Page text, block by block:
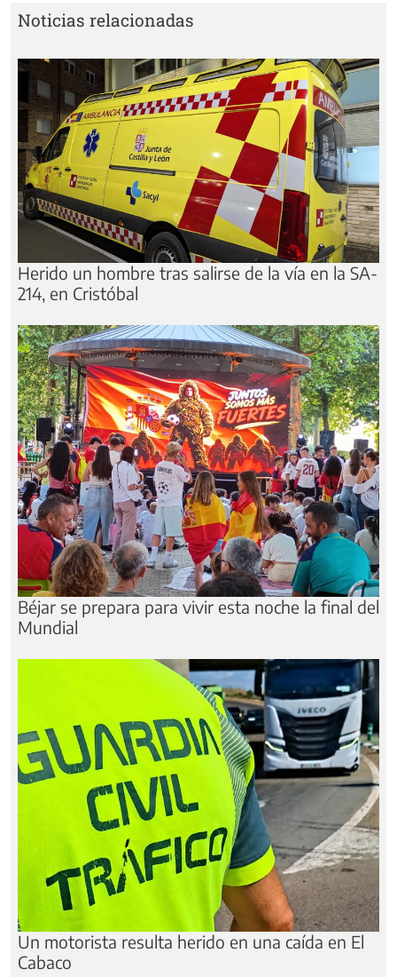
Noticias relacionadas
Herido un hombre tras salirse de la vía en la SA-
214, en Cristóbal
Béjar se prepara para vivir esta noche la final del
Mundial
Un motorista resulta herido en una caída en El
Cabaco